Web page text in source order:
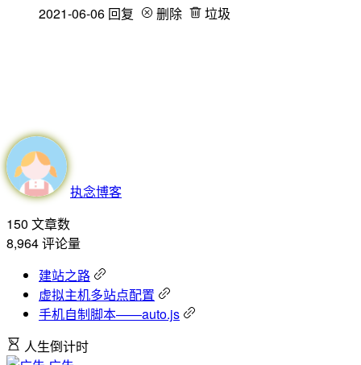
2021-06-06 回复 删除 垃圾
执念博客
150 文章数
8,964评论量
建站之路
虚拟主机多站点配置
手机自制脚本——auto.js
人生倒计时